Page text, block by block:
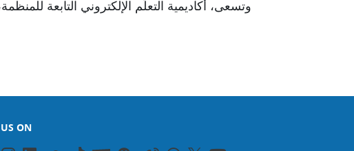
وتسعى، أكاديمية التعلّم الإلكتروني التابعة
ON